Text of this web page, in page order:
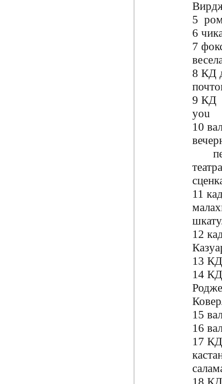
5
6
7
8 КД
9 КД
you
10
11
12
13
14
15
16
17 КД